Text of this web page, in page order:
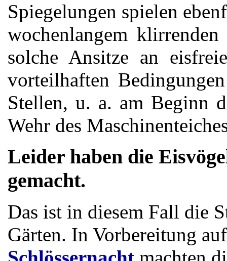
Spiegelungen spielen
wochenlangem
solche Ansitze an
vorteilhaften
Stellen, u. a. am Beginn
Wehr des
Leider haben die
gemacht.
Das ist in diesem Fall die
Gärten. In Vorbereitung